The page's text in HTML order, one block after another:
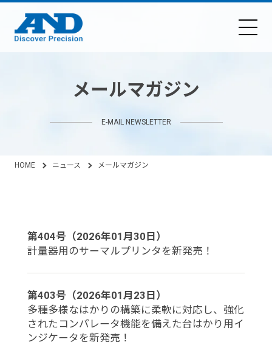
メールマガジン
E-MAIL NEWSLETTER
HOME ニュース メールマガジン
第404号（2026年01月30日）
計量器用のサーマルプリンタを新発売！
第403号（2026年01月23日）
多種多様なはかりの構築に柔軟に対応し、強化
されたコンパレータ機能を備えた台はかり用イ
ンジケータを新発売！